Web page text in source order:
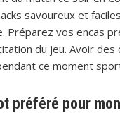
savoureux et
Préparez vos encas
du jeu. Avoir
ce moment
préféré pour